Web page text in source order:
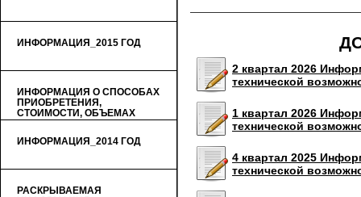
ИНФОРМАЦИЯ_2015 ГОД
ИНФОРМАЦИЯ О СПОСОБАХ
ПРИОБРЕТЕНИЯ,
СТОИМОСТИ, ОБЪЕМАХ
ТОВАРОВ (УСЛУГ)
ИНФОРМАЦИЯ_2014 ГОД
РАСКРЫВАЕМАЯ
2 квартал 2026
технической
1 квартал 2026
технической
4 квартал 2025
технической